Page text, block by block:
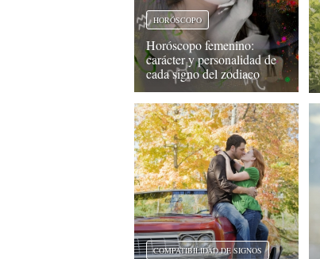
HORÓSCOPO
Horóscopo femenino:
carácter y personalidad de
cada signo del zodiaco
COMPATIBILIDAD DE SIGNOS